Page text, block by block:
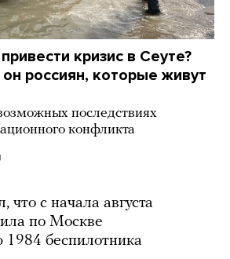
кризис в Сеуте?
россиян, которые живут
последствиях
конфликта
что с начала августа
по Москве
беспилотника